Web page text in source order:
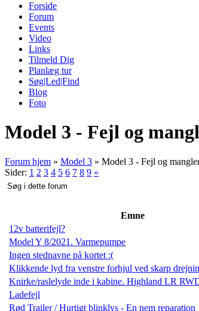
Forside
Forum
Events
Video
Links
Tilmeld Dig
Planlæg tur
Søg|Led|Find
Blog
Foto
Model 3 - Fejl og
Forum hjem » Model 3 » Model 3 - Fejl og
Sider: 1 2 3 4 5 6 7 8 9 »
Emne
12v batterifejl?
Model Y 8/2021. Varmepumpe
Ingen stednavne på kortet :(
Klikkende lyd fra venstre forhjul ved skarp
Knirke/raslelyde inde i kabine. Highland LR
Ladefejl
Rød Trailer / Hurtigt blinklys - En nem reparation